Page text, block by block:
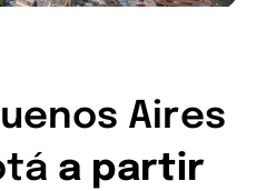
Aires
a partir